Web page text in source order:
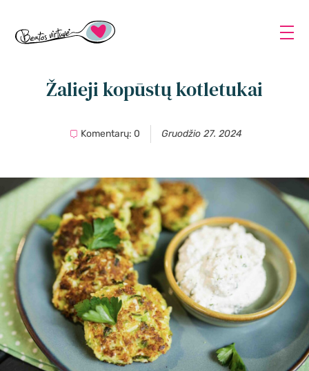
Žalieji kopūstų kotletukai
Komentarų: 0 Gruodžio 27. 2024